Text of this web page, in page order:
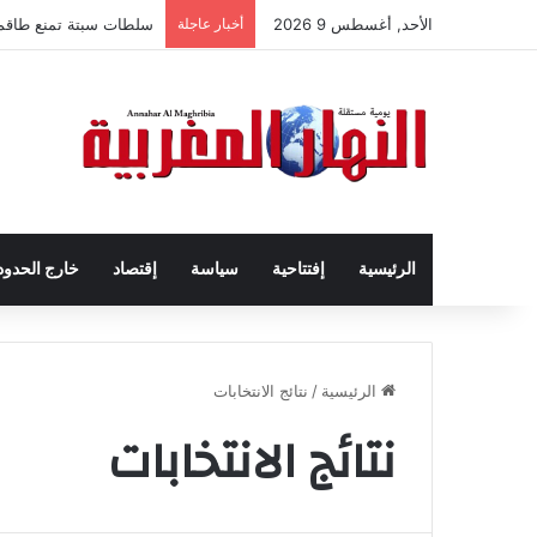
الأحد, أغسطس 9 2026 أخبار عاجلة سلطات سبتة تمنع طاقم
الرئيسية إفتتاحية سياسة إقتصاد خارج
الرئيسية / نتائج الانتخابات
نتائج الانتخابات